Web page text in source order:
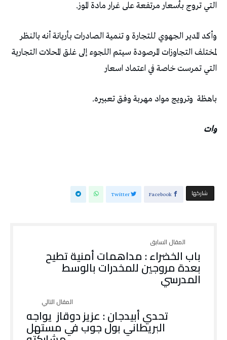
التي تروج بأسعار مرتفعة على غرار مادة الموز.
وأكد المدير الجهوي للتجارة و تنمية الصادرات بأريانة أنه بالنظر
لمختلف التجاوزات المرصودة سيتم اللجوء إلى غلق المحلات التجارية
التي تمرست خاصة في اعتماد اسعار
باهظة وترويج مواد مهربة وفق تعبيره.
وات
‫‫ شاركها‬ Facebook
Twitter
باب الخضراء : مداهمات أمنية تطيح
بعدة مروجين للمخدرات بالوسط
المدرسي
تحدي أبيدجان : عزيز دوقاز يواجه
البريطاني بول جوب في مستهل